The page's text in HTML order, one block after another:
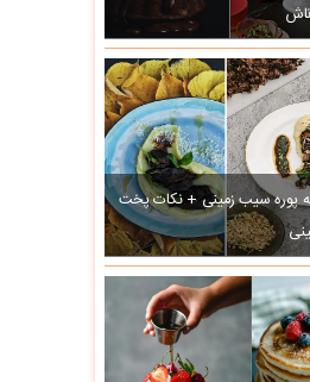
پوره سیب زمینی + نکات پخت